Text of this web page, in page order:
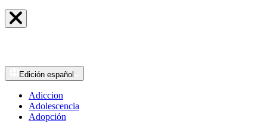
Edición español
Adiccion
Adolescencia
Adopción